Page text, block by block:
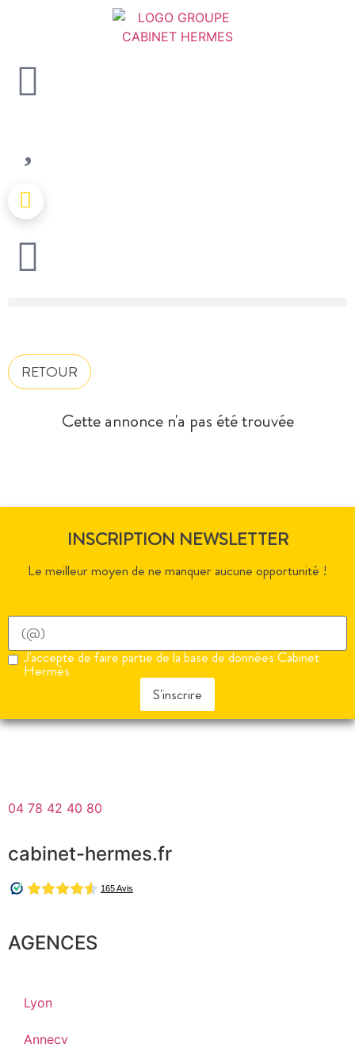
RETOUR
Cette annonce n'a pas été trouvée
INSCRIPTION NEWSLETTER
Le meilleur moyen de ne manquer aucune opportunité !
J'accepte de faire partie de la base de données Cabinet
Hermès
S'inscrire
04 78 42 40 80
cabinet-hermes.fr
AGENCES
Lyon
Annecy